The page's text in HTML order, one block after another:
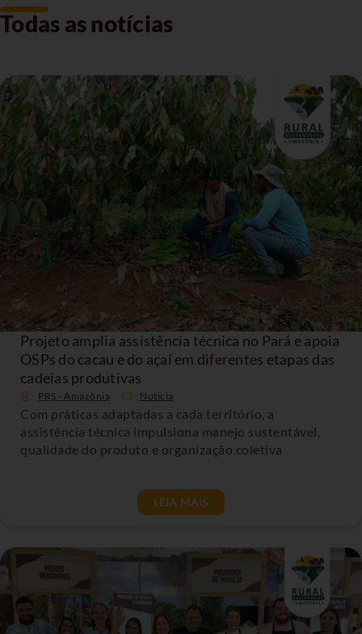
Todas as notícias
Projeto amplia assistência técnica no Pará e apoia
OSPs do cacau e do açaí em diferentes etapas das
cadeias produtivas
PRS - Amazônia Noticia
Com práticas adaptadas a cada território, a
assistência técnica impulsiona manejo sustentável,
qualidade do produto e organização coletiva
LEIA MAIS